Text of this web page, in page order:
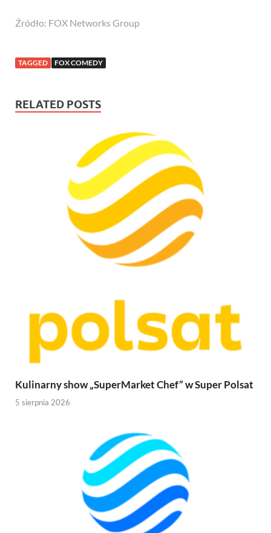
Źródło: FOX Networks Group
TAGGED FOX COMEDY
RELATED POSTS
Kulinarny show „SuperMarket Chef” w Super Polsat
5 sierpnia 2026